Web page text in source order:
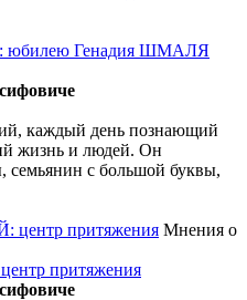
юбилею Генадия ШМАЛЯ
каждый день познающий
жизнь и людей. Он
семьянин с большой буквы,
Мнения о
притяжения